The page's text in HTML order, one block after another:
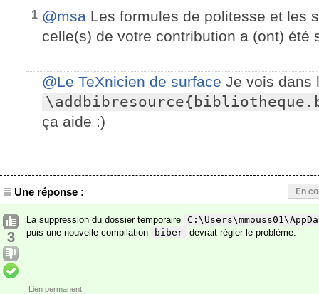
1 @msa Les formules de politesse et les
celle(s) de votre contribution a (ont) été
@Le TeXnicien de surface Je vois dans
ça aide :)
Une réponse : En
3
La suppression du dossier temporaire
puis une nouvelle compilation
biber devrait régler le problème.
Lien permanent